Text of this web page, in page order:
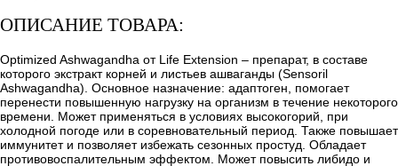
ОПИСАНИЕ ТОВАРА:
Optimized Ashwagandha от Life Extension – препарат, в составе
которого экстракт корней и листьев ашваганды (Sensoril
Ashwagandha). Основное назначение: адаптоген, помогает
перенести повышенную нагрузку на организм в течение некоторого
времени. Может применяться в условиях высокогорий, при
холодной погоде или в соревновательный период. Также повышает
иммунитет и позволяет избежать сезонных простуд. Обладает
противовоспалительным эффектом. Может повысить либидо и